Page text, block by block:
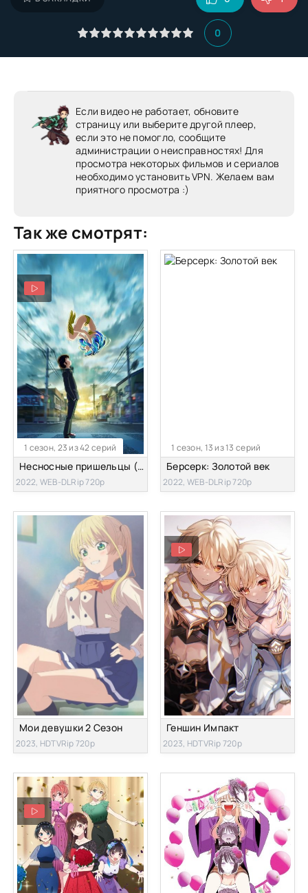
0
Если видео не работает, обновите
страницу или выберите другой плеер,
если это не помогло, сообщите
администрации о неисправностях! Для
просмотра некоторых фильмов и сериалов
необходимо установить VPN. Желаем вам
приятного просмотра :)
Так же смотрят:
1 сезон, 23 из 42 серий
Несносные пришельцы (2022)
2022, WEB-DLRip 720p
1 сезон, 13 из 13 серий
Берсерк: Золотой век
2022, WEB-DLRip 720p
Мои девушки 2 Сезон
2023, HDTVRip 720p
Геншин Импакт
2023, HDTVRip 720p